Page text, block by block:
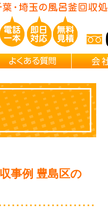
分・引越し片付け・遺品整理
金案内 よくある質
事例 豊島区の